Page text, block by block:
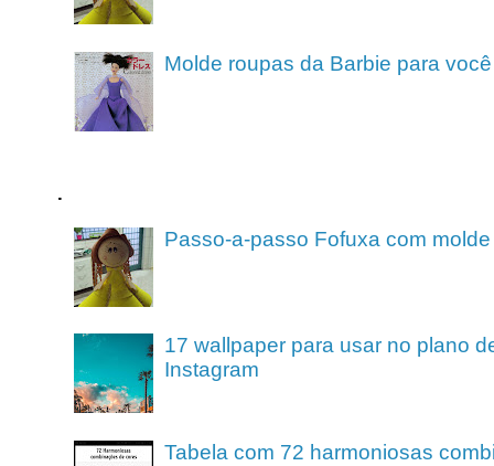
Molde roupas da Barbie para
.
Passo-a-passo Fofuxa com molde
17 wallpaper para usar no plano
Instagram
Tabela com 72 harmoniosas